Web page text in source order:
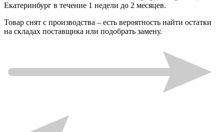
Екатеринбург в течение 1 недели до 2 месяцев.
Товар снят с производства – есть вероятность найти остатки
на складах поставщика или подобрать замену.